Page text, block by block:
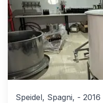
Speidel, Spagni, - 2016